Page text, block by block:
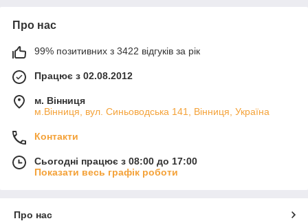
Про нас
99% позитивних з 3422 відгуків за рік
Працює з 02.08.2012
м. Вінниця
м.Вінниця, вул. Синьоводська 141, Вінниця, Україна
Контакти
Сьогодні працює з 08:00 до 17:00
Показати весь графік роботи
Про нас